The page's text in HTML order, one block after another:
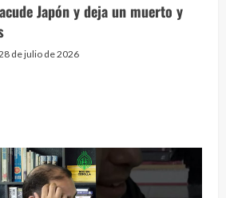
Japón y deja un muerto y
de julio de 2026